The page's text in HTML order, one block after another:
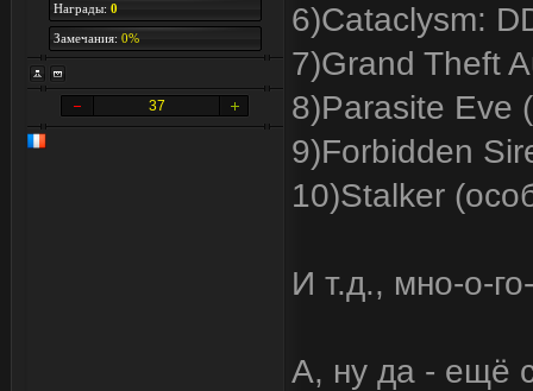
Награды: 0
Замечания: 0%
37
6)Cataclysm:
7)Grand Theft
8)Parasite Eve
9)Forbidden
10)Stalker
И т.д., мно-о-
А, ну да - ещё